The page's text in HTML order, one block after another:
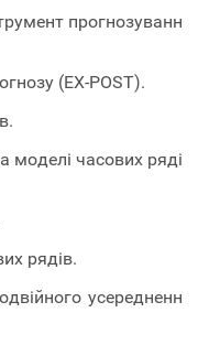
прогнозуванн
(EX-POST).
моделі часових ряді
рядів.
усередненн